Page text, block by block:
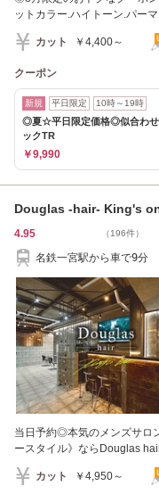
ットカラー.ハイトーン.パーマ
カット ￥4,400～
クーポン
新規 平日限定 10時～19時
◎夏☆平日限定価格◎似合わせ
ックTR
￥9,990
Douglas -hair- King's
4.95 （196件）
名鉄一宮駅から車で9分
当日予約◎本気のメンズサロ
ースタイル》ならDouglas
カット ￥4,950～